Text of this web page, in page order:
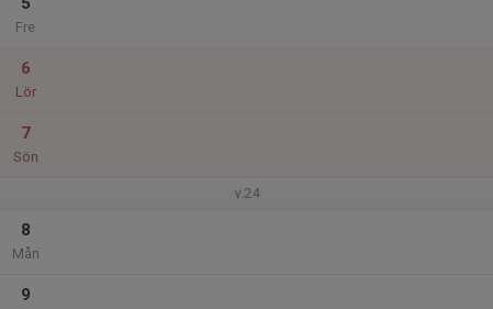
Fre
6
Lör
7
Sön
v.24
8
Mån
9